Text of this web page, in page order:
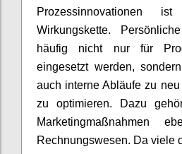
Prozessinnovationen
Wirkungskette.
häufig nicht nur für
eingesetzt werden,
auch interne Abläufe zu
zu optimieren. Dazu
Marketingmaßnahmen
Rechnungswesen. Da viele